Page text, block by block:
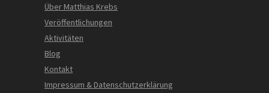
Über Matthias Krebs
Veröffentlichungen
Aktivitäten
Blog
Kontakt
Impressum & Datenschutzerklärung